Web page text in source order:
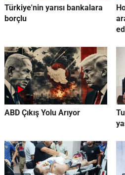
Türkiye'nin yarısı bankalara
borçlu
ABD Çıkış Yolu Arıyor